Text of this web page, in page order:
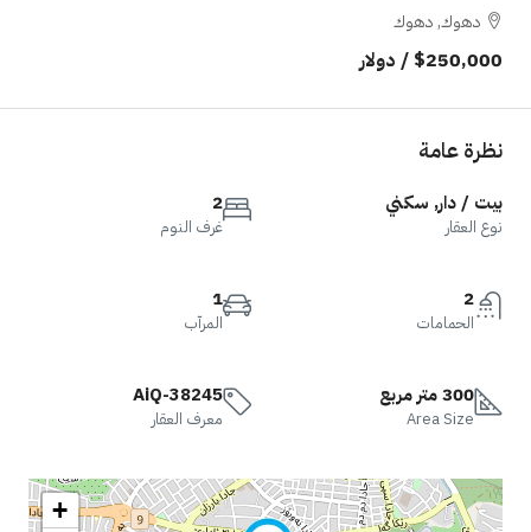
دهوك, دهوك
$250,000 / دولار
نظرة عامة
بيت / دار, سكني
نوع العقار
2
غرف النوم
2
الحمامات
1
المرآب
300 متر مربع
Area Size
AiQ-38245
معرف العقار
+